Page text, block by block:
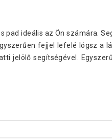
pad ideális az Ön számára.
fejjel lefelé lógsz a
jelölő segítségével.